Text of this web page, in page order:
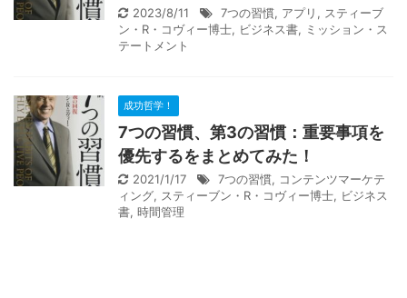
2023/8/11 7つの習慣, アプリ , スティーブ
ン・R・コヴィー博士, ビジネス書, ミッション・ス
テートメント
成功哲学！
7つの習慣、第3の習慣：重要事項を
優先するをまとめてみた！
2021/1/17 7つの習慣, コンテンツマーケテ
ィング, スティーブン・R・コヴィー博士, ビジネス
書, 時間管理